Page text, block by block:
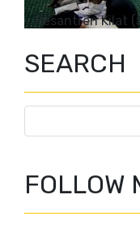
Pesantren Kilat
SEARCH
FOLLOW